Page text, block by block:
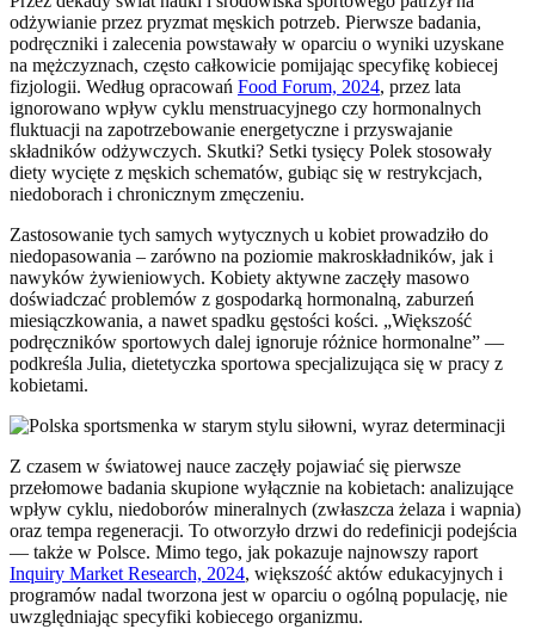
odżywianie przez pryzmat męskich potrzeb. Pierwsze badania,
podręczniki i zalecenia powstawały w oparciu o wyniki uzyskane
na mężczyznach, często całkowicie pomijając specyfikę kobiecej
fizjologii. Według opracowań Food Forum, 2024, przez lata
ignorowano wpływ cyklu menstruacyjnego czy hormonalnych
fluktuacji na zapotrzebowanie energetyczne i przyswajanie
składników odżywczych. Skutki? Setki tysięcy Polek stosowały
diety wycięte z męskich schematów, gubiąc się w restrykcjach,
niedoborach i chronicznym zmęczeniu.
Zastosowanie tych samych wytycznych u kobiet prowadziło do
niedopasowania – zarówno na poziomie makroskładników, jak i
nawyków żywieniowych. Kobiety aktywne zaczęły masowo
doświadczać problemów z gospodarką hormonalną, zaburzeń
miesiączkowania, a nawet spadku gęstości kości. „Większość
podręczników sportowych dalej ignoruje różnice hormonalne” —
podkreśla Julia, dietetyczka sportowa specjalizująca się w pracy z
kobietami.
Z czasem w światowej nauce zaczęły pojawiać się pierwsze
przełomowe badania skupione wyłącznie na kobietach: analizujące
wpływ cyklu, niedoborów mineralnych (zwłaszcza żelaza i wapnia)
oraz tempa regeneracji. To otworzyło drzwi do redefinicji podejścia
— także w Polsce. Mimo tego, jak pokazuje najnowszy raport
Inquiry Market Research, 2024, większość aktów edukacyjnych i
programów nadal tworzona jest w oparciu o ogólną populację, nie
uwzględniając specyfiki kobiecego organizmu.